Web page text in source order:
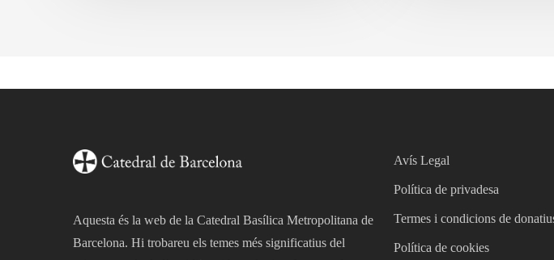
Aquesta és la web de la Catedral Basílica Metropolitana de
Barcelona. Hi trobareu els temes més significatius del
Avís Legal
Política de privadesa
Termes i condicions de
Política de cookies